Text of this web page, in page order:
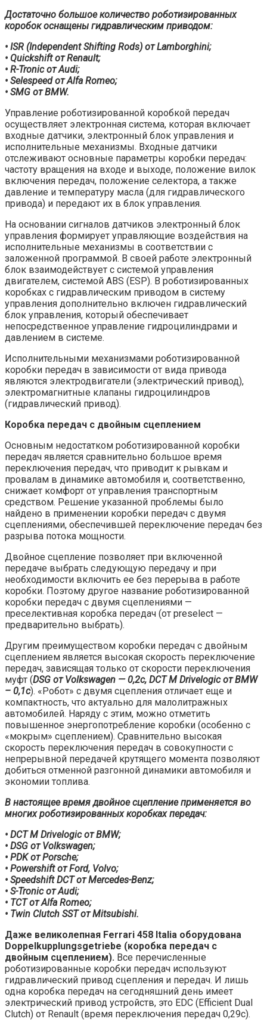
Достаточно большое количество роботизированных
коробок оснащены гидравлическим приводом:
• ISR (Independent Shifting Rods) от Lamborghini;
• Quickshift от Renault;
• R-Tronic от Audi;
• Selespeed от Alfa Romeo;
• SMG от BMW.
Управление роботизированной коробкой передач
осуществляет электронная система, которая включает
входные датчики, электронный блок управления и
исполнительные механизмы. Входные датчики
отслеживают основные параметры коробки передач:
частоту вращения на входе и выходе, положение вилок
включения передач, положение селектора, а также
давление и температуру масла (для гидравлического
привода) и передают их в блок управления.
На основании сигналов датчиков электронный блок
управления формирует управляющие воздействия на
исполнительные механизмы в соответствии с
заложенной программой. В своей работе электронный
блок взаимодействует с системой управления
двигателем, системой ABS (ESP). В роботизированных
коробках с гидравлическим приводом в систему
управления дополнительно включен гидравлический
блок управления, который обеспечивает
непосредственное управление гидроцилиндрами и
давлением в системе.
Исполнительными механизмами роботизированной
коробки передач в зависимости от вида привода
являются электродвигатели (электрический привод),
электромагнитные клапаны гидроцилиндров
(гидравлический привод).
Коробка передач с двойным сцеплением
Основным недостатком роботизированной коробки
передач является сравнительно большое время
переключения передач, что приводит к рывкам и
провалам в динамике автомобиля и, соответственно,
снижает комфорт от управления транспортным
средством. Решение указанной проблемы было
найдено в применении коробки передач с двумя
сцеплениями, обеспечившей переключение передач без
разрыва потока мощности.
Двойное сцепление позволяет при включенной
передаче выбрать следующую передачу и при
необходимости включить ее без перерыва в работе
коробки. Поэтому другое название роботизированной
коробки передач с двумя сцеплениями —
преселективная коробка передач (от preselect —
предварительно выбрать).
Другим преимуществом коробки передач с двойным
сцеплением является высокая скорость переключение
передач, зависящая только от скорости переключения
муфт (DSG от Volkswagen — 0,2c, DCT M Drivelogic от BMW
– 0,1c). «Робот» с двумя сцепления отличает еще и
компактность, что актуально для малолитражных
автомобилей. Наряду с этим, можно отметить
повышенное энергопотребление коробки (особенно с
«мокрым» сцеплением). Сравнительно высокая
скорость переключения передач в совокупности с
непрерывной передачей крутящего момента позволяют
добиться отменной разгонной динамики автомобиля и
экономии топлива.
В настоящее время двойное сцепление применяется во
многих роботизированных коробках передач:
• DCT M Drivelogic от BMW;
• DSG от Volkswagen;
• PDK от Porsche;
• Powershift от Ford, Volvo;
• Speedshift DCT от Mercedes-Benz;
• S-Tronic от Audi;
• TCT от Alfa Romeo;
• Twin Clutch SST от Mitsubishi.
Даже великолепная Ferrari 458 Italia оборудована
Doppelkupplungsgetriebe (коробка передач с
двойным сцеплением). Все перечисленные
роботизированные коробки передач используют
гидравлический привод сцепления и передач. И лишь
одна коробка передач на сегодняшний день имеет
электрический привод устройств, это EDC (Efficient Dual
Clutch) от Renault (время переключения передач 0,29с).